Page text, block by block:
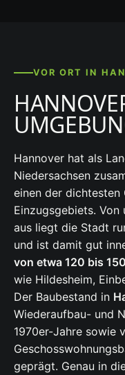
VOR ORT IN
Hannover hat als
Niedersachsen
einen der dichtesten
Einzugsgebiets.
aus liegt die Stadt
und ist damit gut
von etwa 120 bis
wie Hildesheim,
Der Baubestand in
Wiederaufbau- und
1970er-Jahre sowie
geprägt. Genau in